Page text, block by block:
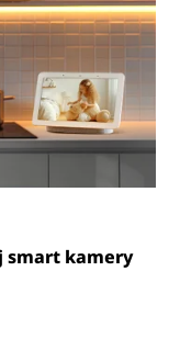
smart kamery